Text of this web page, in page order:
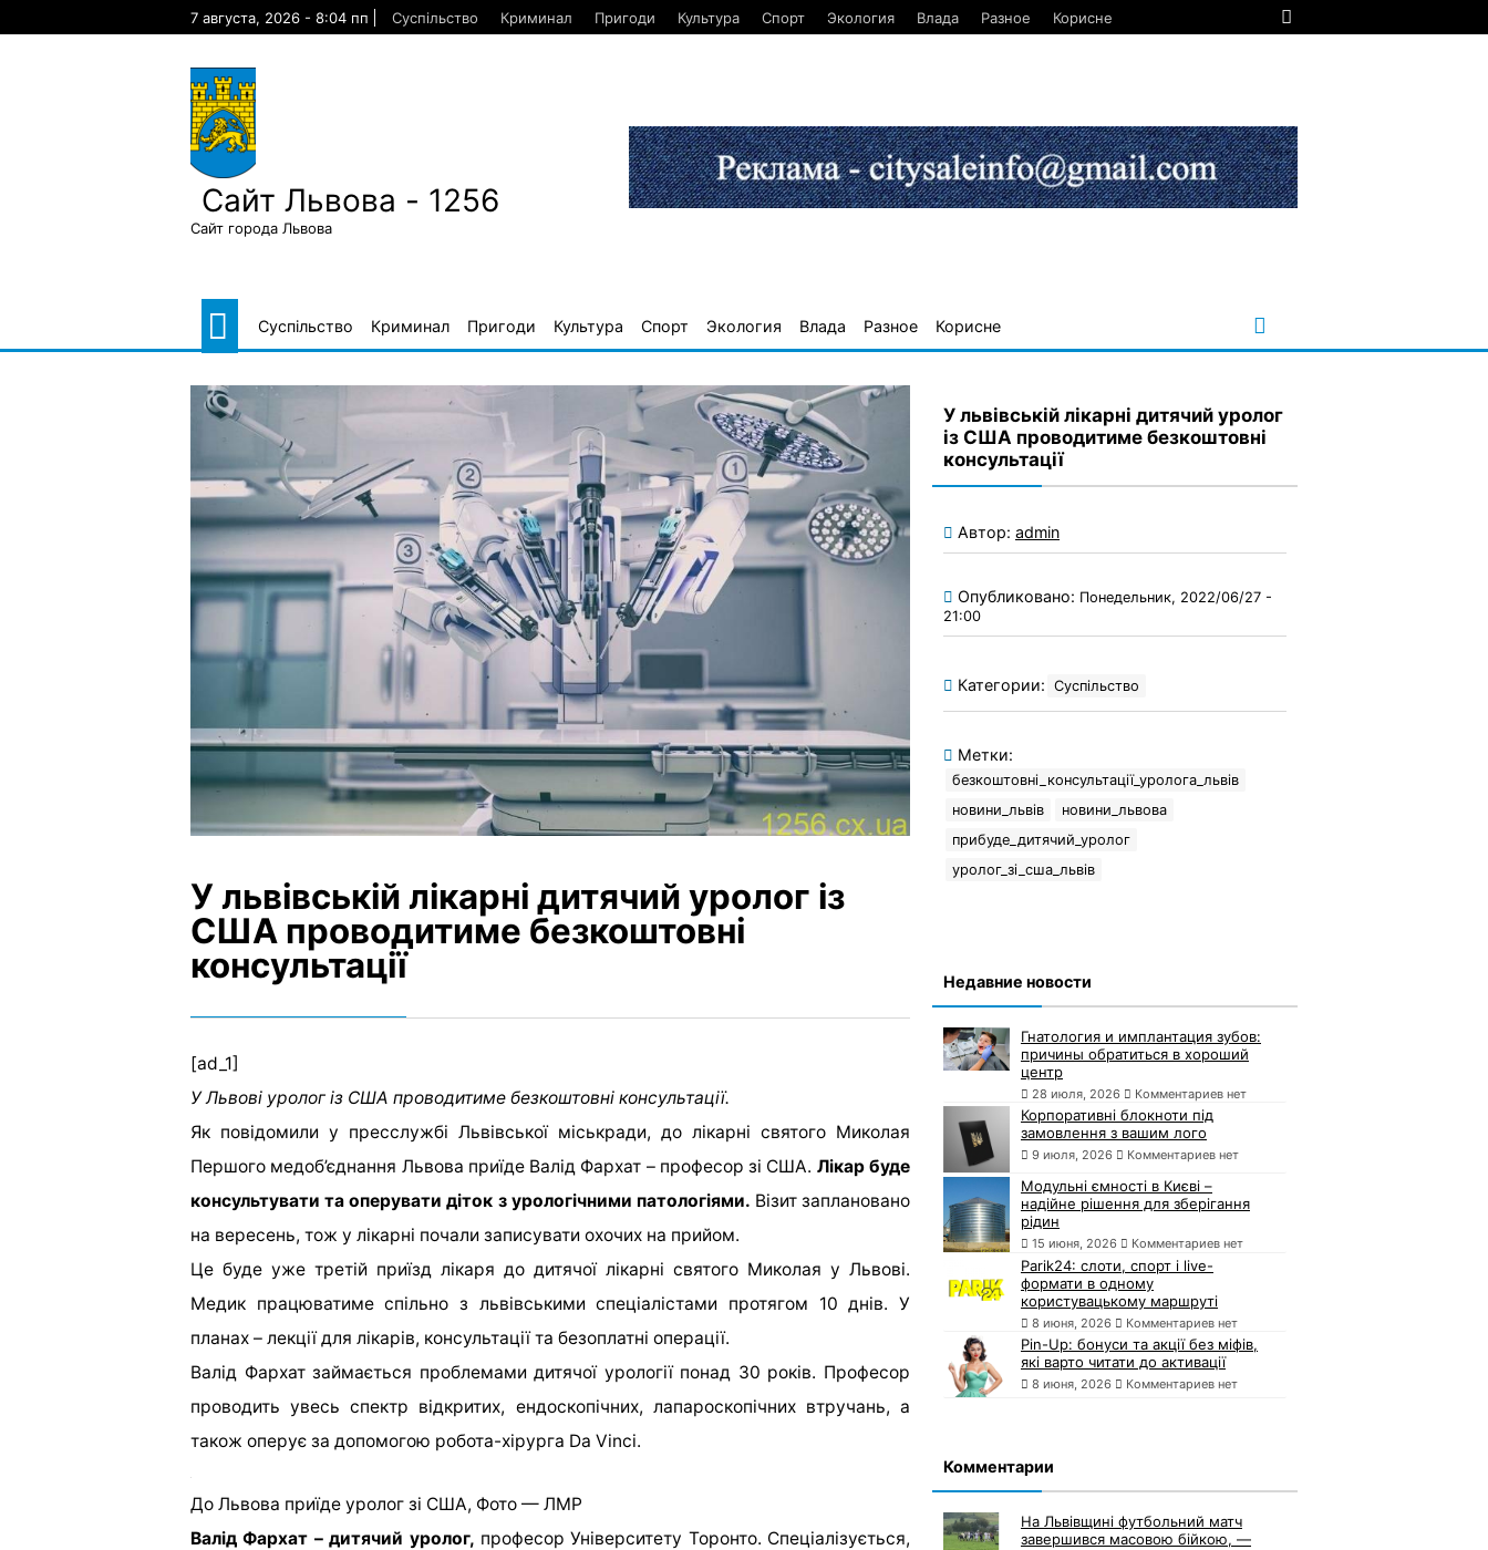
7 августа, 2026 - 8:04 пп Суспільство Криминал Пригоди Культура Спорт Экология Влада Разное Корисне
Сайт Львова - 1256
Сайт города Львова
Суспільство Криминал Пригоди Культура Спорт Экология Влада Разное Корисне
У львівській лікарні дитячий уролог із
США проводитиме безкоштовні
консультації
[ad_1]
У Львові уролог із США проводитиме безкоштовні консультації.
Як повідомили у пресслужбі Львівської міськради, до лікарні святого Миколая
Першого медоб’єднання Львова приїде Валід Фархат – професор зі США. Лікар буде
консультувати та оперувати діток з урологічними патологіями. Візит заплановано
на вересень, тож у лікарні почали записувати охочих на прийом.
Це буде уже третій приїзд лікаря до дитячої лікарні святого Миколая у Львові.
Медик працюватиме спільно з львівськими спеціалістами протягом 10 днів. У
планах – лекції для лікарів, консультації та безоплатні операції.
Валід Фархат займається проблемами дитячої урології понад 30 років. Професор
проводить увесь спектр відкритих, ендоскопічних, лапароскопічних втручань, а
також оперує за допомогою робота-хірурга Da Vinci.
До Львова приїде уролог зі США, Фото — ЛМР
Валід Фархат – дитячий уролог, професор Університету Торонто. Спеціалізується,
У львівській лікарні дитячий уролог
із США проводитиме безкоштовні
консультації
Автор: admin
Опубликовано: Понедельник, 2022/06/27 -
21:00
Категории: Суспільство
Метки:
безкоштовні_консультації_уролога_львів
новини_львів
новини_львова
прибуде_дитячий_уролог
уролог_зі_сша_львів
Недавние новости
Гнатология и имплантация зубов:
причины обратиться в хороший
центр
28 июля, 2026 Комментариев нет
Корпоративні блокноти під
замовлення з вашим лого
9 июля, 2026 Комментариев нет
Модульні ємності в Києві –
надійне рішення для зберігання
рідин
15 июня, 2026 Комментариев нет
Parik24: слоти, спорт і live-
формати в одному
користувацькому маршруті
8 июня, 2026 Комментариев нет
Pin-Up: бонуси та акції без міфів,
які варто читати до активації
8 июня, 2026 Комментариев нет
Комментарии
На Львівщині футбольний матч
завершився масовою бійкою, —